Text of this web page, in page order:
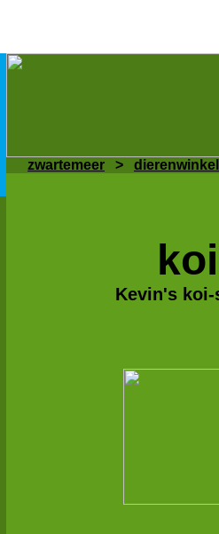
zwartemeer > dierenwinkel
Kevin's